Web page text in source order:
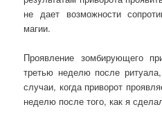
не дает возможности
магии.
Проявление зомбирующего
третью неделю после
случаи, когда приворот
неделю после того, как я